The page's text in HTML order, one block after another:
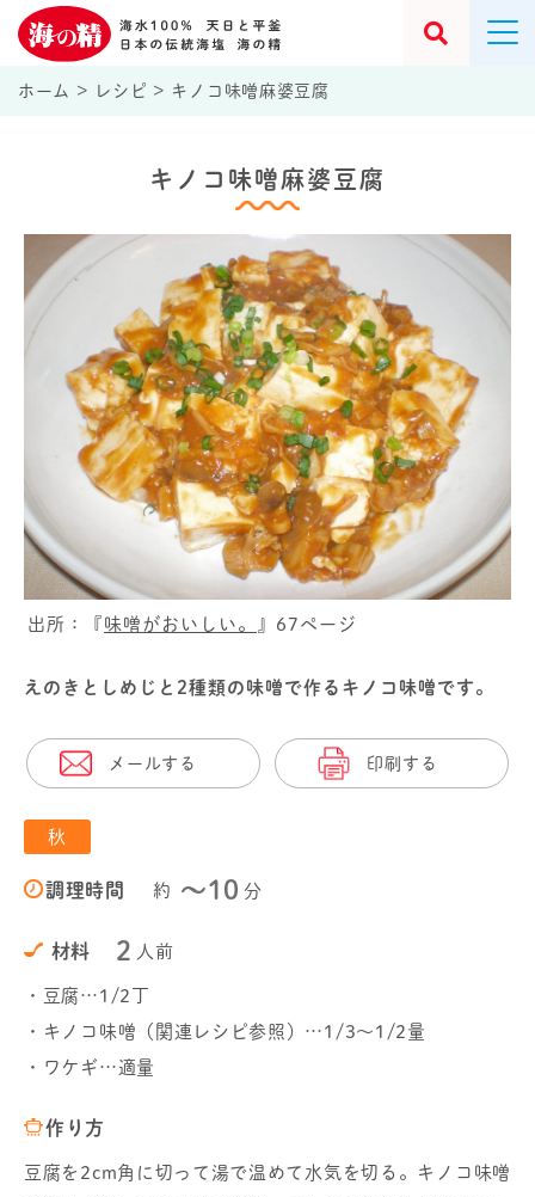
ホーム > レシピ > キノコ味噌麻婆豆腐
キノコ味噌麻婆豆腐
出所：『 味噌がおいしい。 』67ページ
えのきとしめじと2種類の味噌で作るキノコ味噌です。
メールする 印刷する
秋
調理時間 約 〜10 分
材料 2 人前
・豆腐…1/2丁
・キノコ味噌（関連レシピ参照）…1/3～1/2量
・ワケギ…適量
作り方
豆腐を2cm角に切って湯で温めて水気を切る。キノコ味噌